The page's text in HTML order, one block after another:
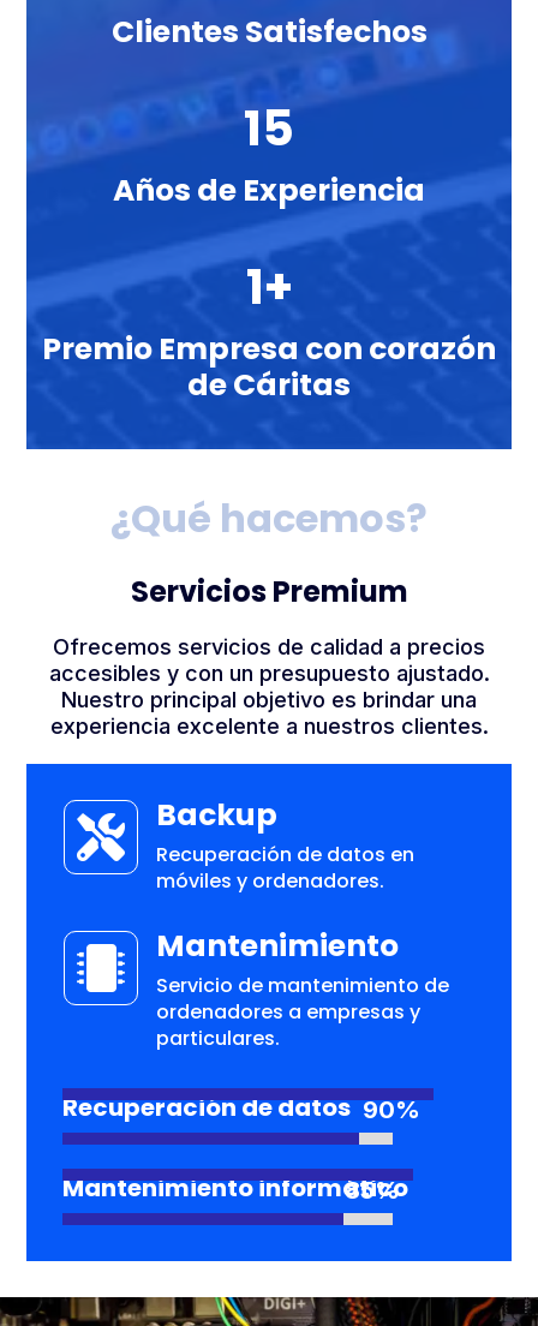
Clientes Satisfechos
15
Años de Experiencia
1+
Premio Empresa con corazón
de Cáritas
¿Qué hacemos?
Servicios Premium
Ofrecemos servicios de calidad a precios
accesibles y con un presupuesto ajustado.
Nuestro principal objetivo es brindar una
experiencia excelente a nuestros clientes.
 Backup
Recuperación de datos en
móviles y ordenadores.
 Mantenimiento
Servicio de mantenimiento de
ordenadores a empresas y
particulares.
Recuperación de datos
90%
90%
Mantenimiento informático
85%
85%